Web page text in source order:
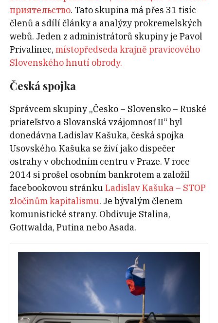
приятельство. Tato skupina má přes 31 tisíc
členů a sdílí články a analýzy prokremelských
webů. Jeden z administrátorů skupiny je Pavol
Privalinec, místopředseda krajně pravicového
Slovenského hnutí obrody.
Česká spojka
Správcem skupiny „Česko – Slovensko – Ruské
priateľstvo a Slovanská vzájomnosť II“ byl
donedávna Ladislav Kašuka, česká spojka
Usovského. Kašuka se živí jako dispečer
ostrahy v obchodním centru v Praze. V roce
2014 si prošel osobním bankrotem a založil
facebookovou stránku Ladislav Kašuka – STOP
zločinům kapitalismu. Je bývalým členem
komunistické strany. Obdivuje Stalina,
Gottwalda, Putina nebo Asada.